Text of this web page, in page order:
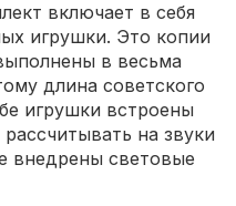
включает в себя
игрушки. Это копии
в весьма
длина советского
игрушки встроены
на звуки
внедрены световые